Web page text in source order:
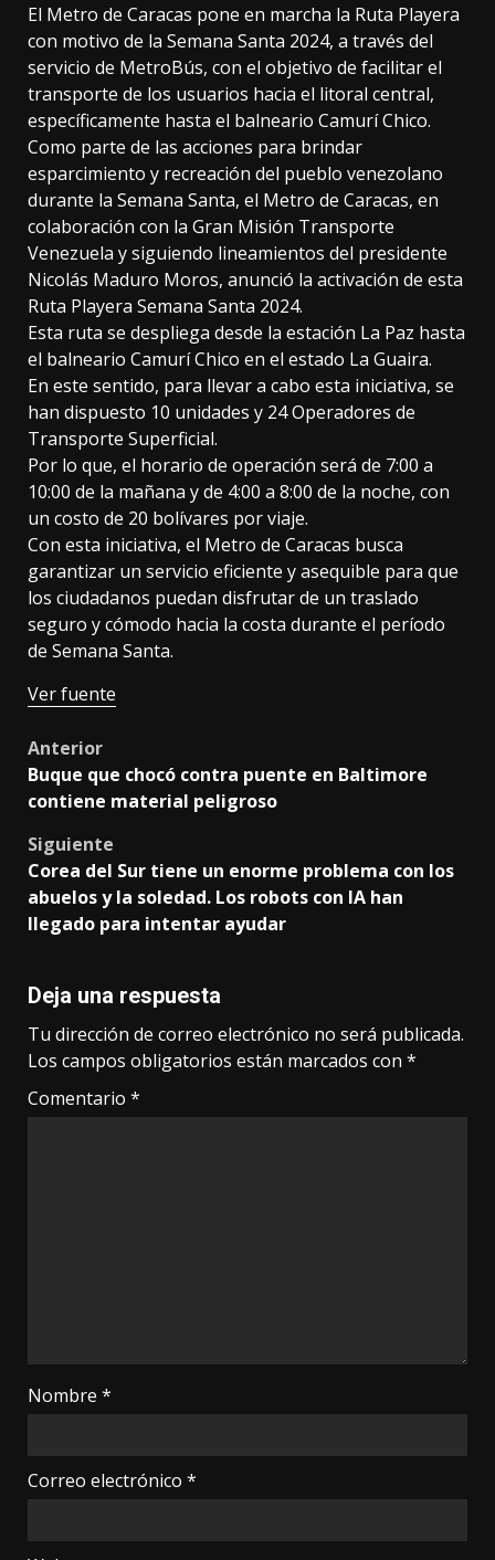
El Metro de Caracas pone en marcha la Ruta Playera
con motivo de la Semana Santa 2024, a través del
servicio de MetroBús, con el objetivo de facilitar el
transporte de los usuarios hacia el litoral central,
específicamente hasta el balneario Camurí Chico.
Como parte de las acciones para brindar
esparcimiento y recreación del pueblo venezolano
durante la Semana Santa, el Metro de Caracas, en
colaboración con la Gran Misión Transporte
Venezuela y siguiendo lineamientos del presidente
Nicolás Maduro Moros, anunció la activación de esta
Ruta Playera Semana Santa 2024.
Esta ruta se despliega desde la estación La Paz hasta
el balneario Camurí Chico en el estado La Guaira.
En este sentido, para llevar a cabo esta iniciativa, se
han dispuesto 10 unidades y 24 Operadores de
Transporte Superficial.
Por lo que, el horario de operación será de 7:00 a
10:00 de la mañana y de 4:00 a 8:00 de la noche, con
un costo de 20 bolívares por viaje.
Con esta iniciativa, el Metro de Caracas busca
garantizar un servicio eficiente y asequible para que
los ciudadanos puedan disfrutar de un traslado
seguro y cómodo hacia la costa durante el período
de Semana Santa.
Ver fuente
Post
navigation
Anterior
Buque que chocó contra puente en Baltimore
contiene material peligroso
Siguiente
Corea del Sur tiene un enorme problema con los
abuelos y la soledad. Los robots con IA han
llegado para intentar ayudar
Deja una respuesta
Tu dirección de correo electrónico no será publicada.
Los campos obligatorios están marcados con *
Comentario *
Nombre *
Correo electrónico *